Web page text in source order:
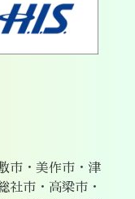
市・美作市・津
社市・高梁市・